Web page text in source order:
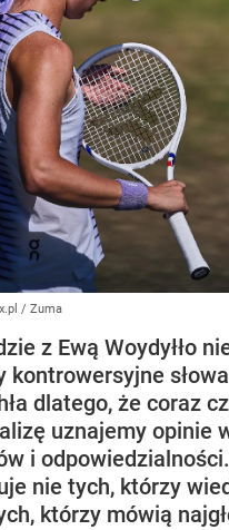
/ Zuma
z Ewą Woydyłło
kontrowersyjne
dlatego, że coraz
uznajemy opinie
i
nie tych, którzy
którzy mówią